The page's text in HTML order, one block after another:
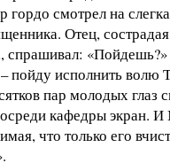
гордо смотрел на
Отец,
спрашивал:
пойду исполнить волю
пар молодых глаз
кафедры экран.
что только его